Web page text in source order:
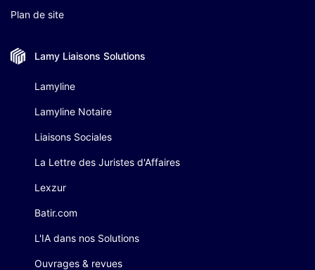
Plan de site
Lamy Liaisons Solutions
Lamyline
Lamyline Notaire
Liaisons Sociales
La Lettre des Juristes d'Affaires
Lexzur
Batir.com
L'IA dans nos Solutions
Ouvrages & revues